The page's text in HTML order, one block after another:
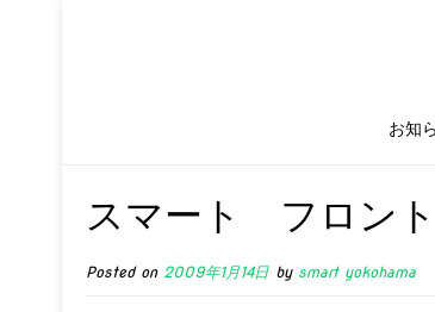
お知
スマート フロン
Posted on 2009年1月14日 by smart yokohama